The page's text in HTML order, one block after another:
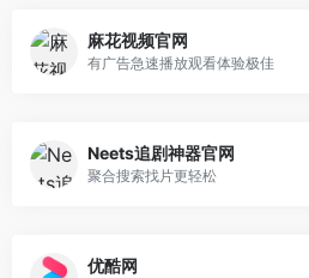
麻花视频官网
有广告急速播放观看体验极佳
Neets追剧神器官网
聚合搜索找片更轻松
优酷网